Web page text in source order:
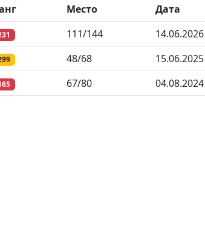
Место Дата
111/144 14.06.2026
48/68 15.06.2025
67/80 04.08.2024